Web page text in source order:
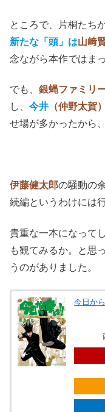
ところで、片桐たち
新たな「頭」は山﨑
念ながら本作ではま
でも、 銀蝿ファミリ
し、 今井 （仲野太賀）
せ場が多かったから
伊藤健太郎の騒動の
続編というわけには
貴重な一本になって
も観てみるか。
と思
うのがありました。
今日か